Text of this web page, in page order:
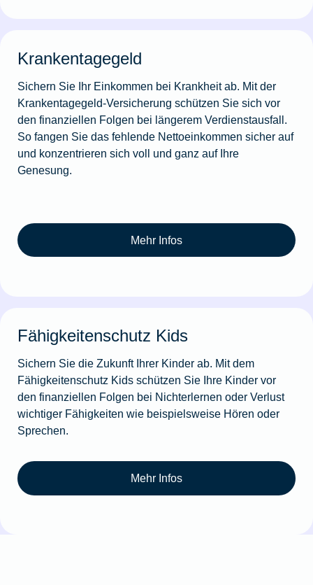
Krankentagegeld
Sichern Sie Ihr Einkommen bei Krankheit ab. Mit der
Krankentagegeld-Versicherung schützen Sie sich vor
den finanziellen Folgen bei längerem Verdienstausfall.
So fangen Sie das fehlende Nettoeinkommen sicher auf
und konzentrieren sich voll und ganz auf Ihre
Genesung.
Mehr Infos
Fähigkeitenschutz Kids
Sichern Sie die Zukunft Ihrer Kinder ab. Mit dem
Fähigkeitenschutz Kids schützen Sie Ihre Kinder vor
den finanziellen Folgen bei Nichterlernen oder Verlust
wichtiger Fähigkeiten wie beispielsweise Hören oder
Sprechen.
Mehr Infos